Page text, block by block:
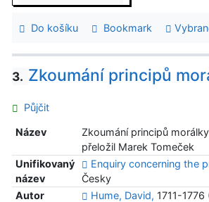
Do košíku Bookmark
3. Zkoumání principů
Půjčit
Název
Zkoumání principů
přeložil Marek Tomeček
Unifikovaný
název
Enquiry concerning the
Česky
Autor
Hume, David, 1711-1776